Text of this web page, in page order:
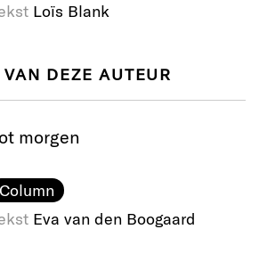
Loïs Blank
DEZE AUTEUR
morgen
Column
Eva van den Boogaard